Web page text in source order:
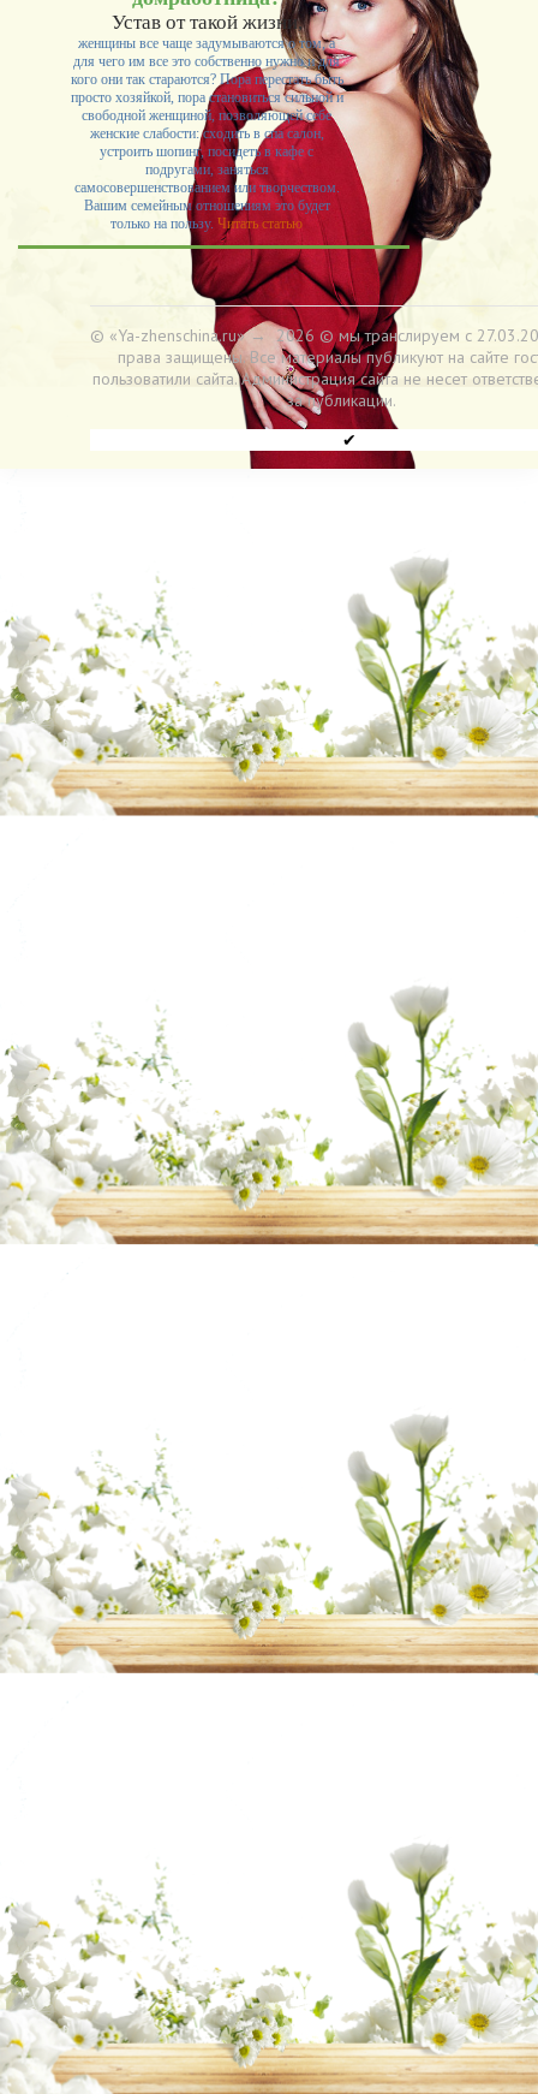
Устав от такой жизни,
женщины все чаще задумываются о том, а
для чего им все это собственно нужно и для
кого они так стараются? Пора перестать быть
просто хозяйкой, пора становиться сильной и
свободной женщиной, позволяющей себе
женские слабости: сходить в спа салон,
устроить шопинг, посидеть в кафе с
подругами, заняться
самосовершенствованием или творчеством.
Вашим семейным отношениям это будет
только на пользу. Читать статью
© «Ya-zhenschina.ru»→ 2026 © мы транслируем с
права защищены. Все материалы публикуют на сайте
пользоватили сайта. Администрация сайта не несет
за публикации.
✔